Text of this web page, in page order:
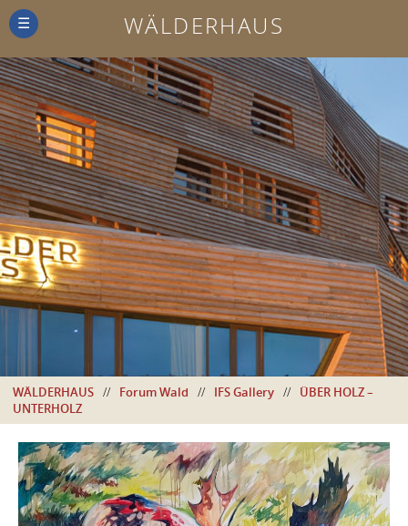
☰ WÄLDERHAUS
WÄLDERHAUS // Forum Wald // IFS Gallery //
ÜBER HOLZ –
UNTERHOLZ